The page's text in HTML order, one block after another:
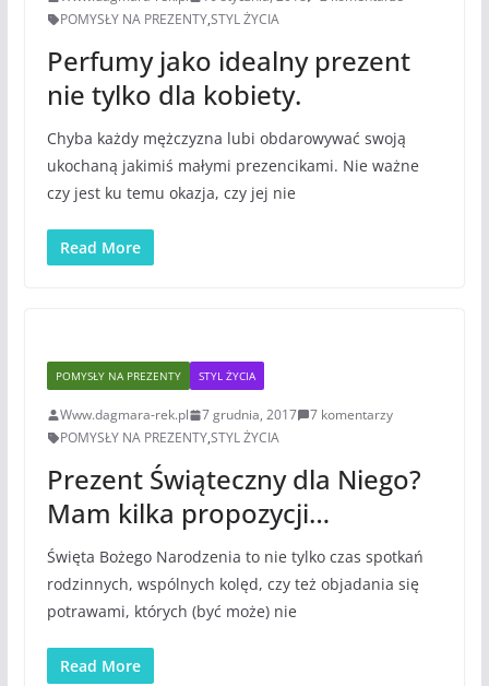
POMYSŁY NA PREZENTY,STYL ŻYCIA
Perfumy jako idealny prezent
nie tylko dla kobiety.
Chyba każdy mężczyzna lubi obdarowywać swoją
ukochaną jakimiś małymi prezencikami. Nie ważne
czy jest ku temu okazja, czy jej nie
Read More
POMYSŁY NA PREZENTY STYL ŻYCIA
Www.dagmara-rek.pl 7 grudnia, 2017
7 komentarzy
POMYSŁY NA PREZENTY,STYL ŻYCIA
Prezent Świąteczny dla Niego?
Mam kilka propozycji…
Święta Bożego Narodzenia to nie tylko czas spotkań
rodzinnych, wspólnych kolęd, czy też objadania się
potrawami, których (być może) nie
Read More